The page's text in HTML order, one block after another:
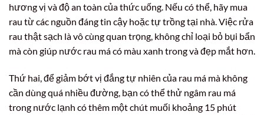
hương vị và độ an toàn của thức uống. Nếu có thể, hãy mua
rau từ các nguồn đáng tin cậy hoặc tự trồng tại nhà. Việc rửa
rau thật sạch là vô cùng quan trọng, không chỉ loại bỏ bụi bẩn
mà còn giúp nước rau má có màu xanh trong và đẹp mắt hơn.
Thứ hai, để giảm bớt vị đắng tự nhiên của rau má mà không
cần dùng quá nhiều đường, bạn có thể thử ngâm rau má
trong nước lạnh có thêm một chút muối khoảng 15 phút